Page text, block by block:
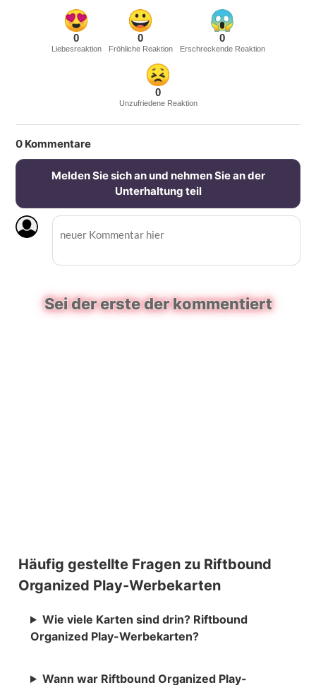
0
Liebesreaktion
0
Fröhliche Reaktion
0
Erschreckende Reaktion
0
Unzufriedene Reaktion
0 Kommentare
Melden Sie sich an und nehmen Sie an der
Unterhaltung teil
Sei der erste der kommentiert
Häufig gestellte Fragen zu Riftbound
Organized Play-Werbekarten
Wie viele Karten sind drin? Riftbound
Organized Play-Werbekarten?
Wann war Riftbound Organized Play-